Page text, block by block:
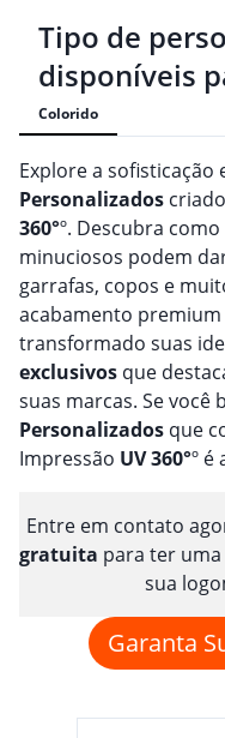
Tipo de
disponíveis
Colorido
Explore a sofisticação
Personalizados
360°º. Descubra
minuciosos podem
garrafas, copos e
acabamento
transformado suas
exclusivos que
suas marcas. Se você
Personalizados que
Impressão UV 360°º é
Entre em contato
gratuita para ter
sua
Garanta